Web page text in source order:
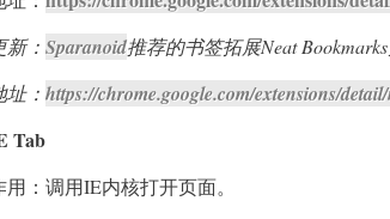
新： Sparanoid推荐的书签拓展Neat
址： https://chrome.google.com/extensions/
Tab
用：调用IE内核打开页面。